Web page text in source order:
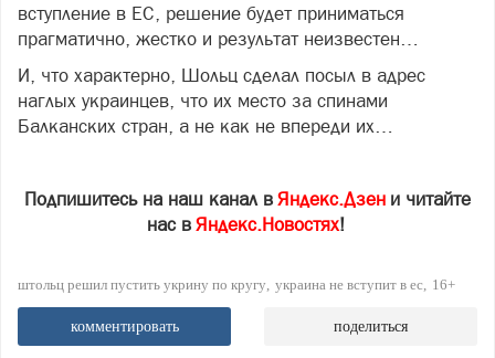
вступление в ЕС, решение будет приниматься
прагматично, жестко и результат неизвестен…
И, что характерно, Шольц сделал посыл в адрес
наглых украинцев, что их место за спинами
Балканских стран, а не как не впереди их…
Подпишитесь на наш канал в Яндекс.Дзен и читайте
нас в Яндекс.Новостях!
штольц решил пустить укрину по кругу украина не вступит в ес 16+
комментировать поделиться